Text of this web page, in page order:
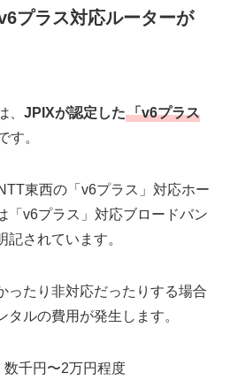
プラス対応ルーターが
、JPIXが認定した「v6プラス
す。
東西の「v6プラス」対応ホー
「v6プラス」対応ブロードバン
記されています。
ったり非対応だったりする場合
ルの費用が発生します。
数千円〜2万円程度